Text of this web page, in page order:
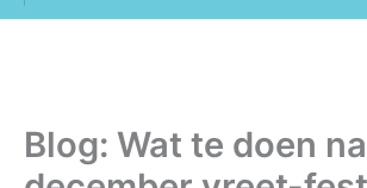
Blog: Wat te doen